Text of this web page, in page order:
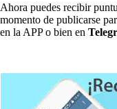
Ahora puedes recibir
momento de publicarse
en la APP o bien en